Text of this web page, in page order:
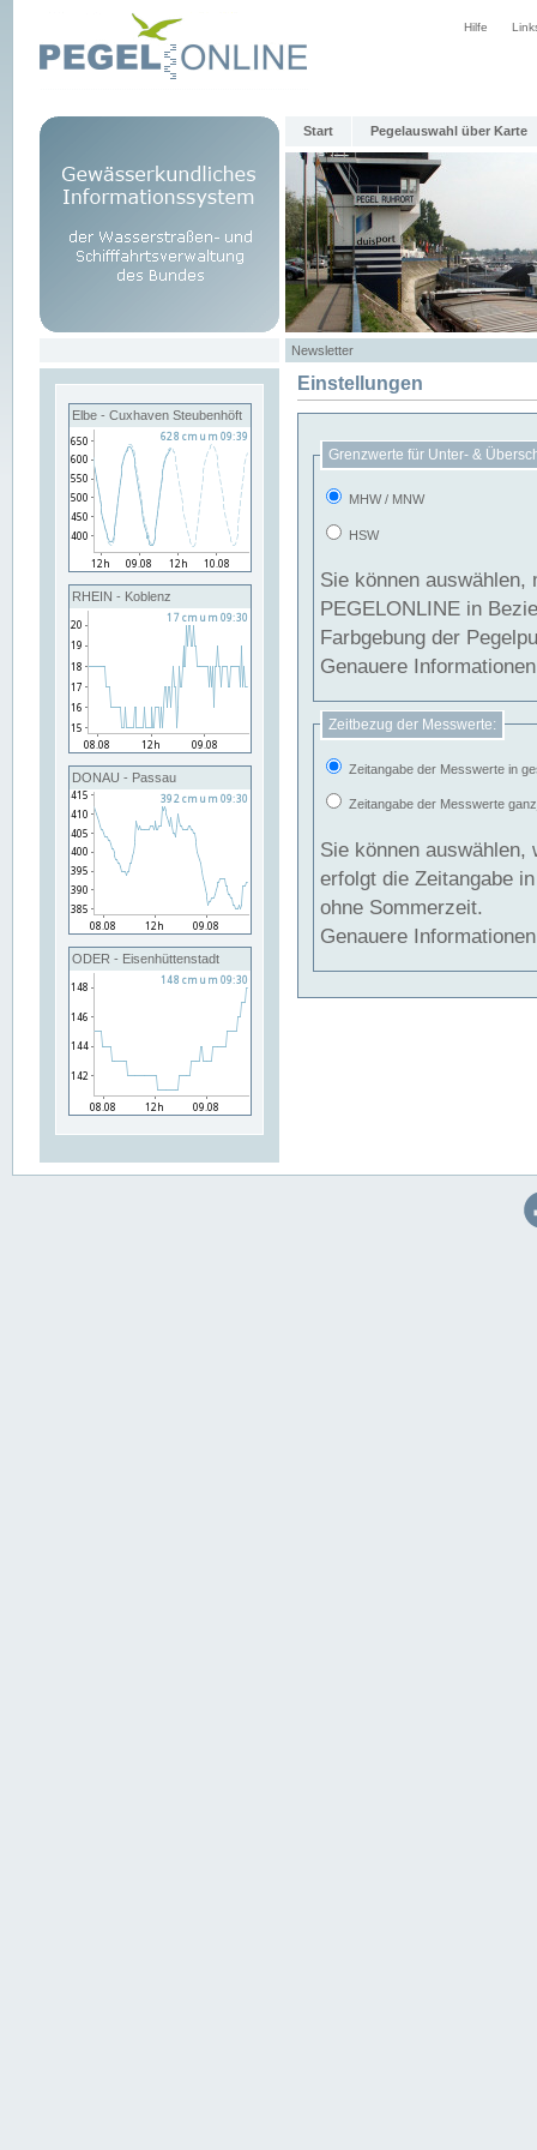
Hilfe
Start Pegelauswahl über Karte
Newsletter
Elbe - Cuxhaven Steubenhöft
RHEIN - Koblenz
DONAU - Passau
ODER - Eisenhüttenstadt
Einstellungen
Grenzwerte für Unter- &
MHW / MNW
HSW
Sie können
PEGELONLINE in Beziehung
Farbgebung der
Genauere
Zeitbezug der Messwerte:
Zeitangabe der Messwerte in
Zeitangabe der Messwerte
Sie können auswählen,
erfolgt die Zeitangabe
ohne Sommerzeit.
Genauere